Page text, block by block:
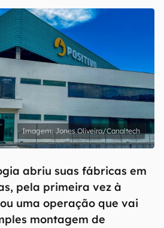
Jones Oliveira/Canaltech
abriu suas fábricas em
pela primeira vez à
uma operação que vai
montagem de